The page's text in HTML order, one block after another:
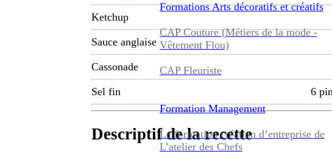
Formations Arts décoratifs et créatifs
CAP Couture (Métiers de la mode -
Vêtement Flou)
CAP Fleuriste
Formation Management
La formation création d’entreprise de
L’atelier des Chefs
Ketchup
Sauce anglaise
Cassonade
Sel fin 6
Descriptif de la recette